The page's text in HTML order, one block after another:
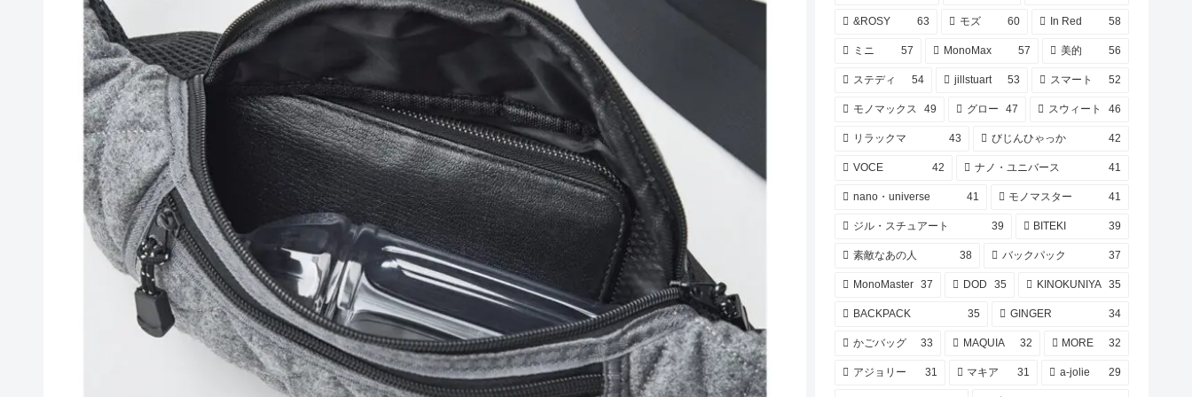
&ROSY 63 モズ 60 In Red 58
ミニ 57 MonoMax 57 美的 56
ステディ 54 jillstuart 53 スマート 52
モノマックス 49 グロー 47 スウィート 46
リラックマ 43 びじんひゃっか 42
VOCE 42 ナノ・ユニバース 41
nano・universe 41 モノマスター 41
ジル・スチュアート 39 BITEKI 39
素敵なあの人 38 バックパック 37
MonoMaster 37 DOD 35 KINOKUNIYA 35
BACKPACK 35 GINGER 34
かごバッグ 33 MAQUIA 32 MORE 32
アジョリー 31 マキア 31 a-jolie 29